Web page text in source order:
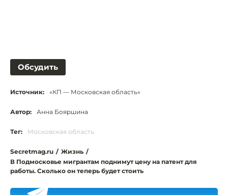
Обсудить
Источник: «КП — Московская область»
Автор: Анна Бояршина
Тег: Московская область
Secretmag.ru / Жизнь /
В Подмосковье мигрантам поднимут цену на патент для
работы. Сколько он теперь будет стоить